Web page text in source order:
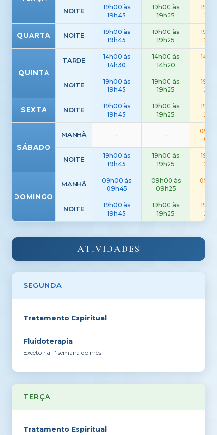
NOITE
19h00 às
19h45
19h00 às
19h25
QUARTA NOITE
19h00 às
19h45
19h00 às
19h25
QUINTA
TARDE
14h00 às
14h30
14h00 às
14h20
NOITE
19h00 às
19h45
19h00 às
19h25
SEXTA NOITE
19h00 às
19h45
19h00 às
19h25
SÁBADO
MANHÃ - -
NOITE
19h00 às
19h45
19h00 às
19h25
DOMINGO
MANHÃ
09h00 às
09h45
09h00 às
09h25
NOITE
19h00 às
19h45
19h00 às
19h25
ATIVIDADES
SEGUNDA
Tratamento Espiritual
Fluidoterapia
Exceto na 1ª semana do mês
TERÇA
Tratamento Espiritual